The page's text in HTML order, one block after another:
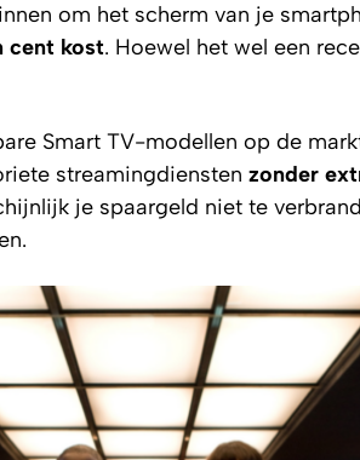
om het scherm van je
cent kost. Hoewel het wel een
Smart TV-modellen op de
streamingdiensten zonder
je spaargeld niet te